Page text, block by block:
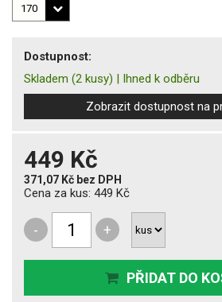
Dostupnost:
Skladem (2 kusy) | Ihned k odběru
Zobrazit dostupnost na
449 Kč
371,07 Kč bez DPH
Cena za kus: 449 Kč
- +
PŘIDAT DO